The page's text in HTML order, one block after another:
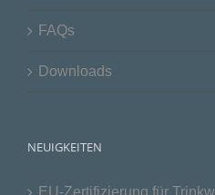
FAQs
Downloads
NEUIGKEITEN
EU-Zertifizierung für